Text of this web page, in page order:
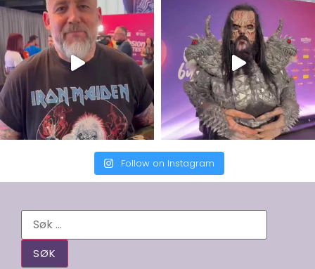
Follow on Instagram